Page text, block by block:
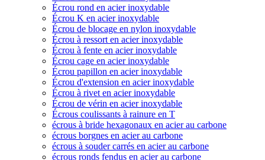
Écrou rond en acier inoxydable
Écrou K en acier inoxydable
Écrou de blocage en nylon inoxydable
Écrou à ressort en acier inoxydable
Écrou à fente en acier inoxydable
Écrou cage en acier inoxydable
Écrou papillon en acier inoxydable
Écrou d'extension en acier inoxydable
Écrou à rivet en acier inoxydable
Écrou de vérin en acier inoxydable
Écrous coulissants à rainure en T
écrous à bride hexagonaux en acier au carbone
écrous borgnes en acier au carbone
écrous à souder carrés en acier au carbone
écrous ronds fendus en acier au carbone